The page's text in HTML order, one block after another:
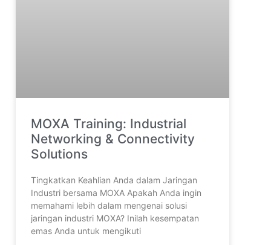
MOXA Training: Industrial
Networking & Connectivity
Solutions
Tingkatkan Keahlian Anda dalam Jaringan
Industri bersama MOXA Apakah Anda ingin
memahami lebih dalam mengenai solusi
jaringan industri MOXA? Inilah kesempatan
emas Anda untuk mengikuti